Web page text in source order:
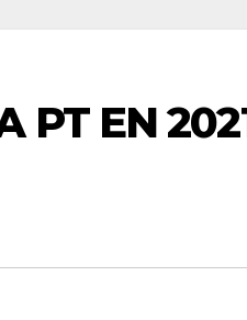
PT EN